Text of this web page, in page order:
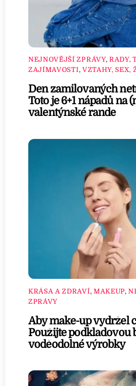
NEJNOVĚJŠÍ ZPRÁVY, RADY,
ZAJÍMAVOSTI, VZTAHY, SEX,
Den zamilovaných
Toto je 6+1 nápadů na
valentýnské rande
KRÁSA A ZDRAVÍ, MAKEUP,
ZPRÁVY
Aby make-up vydržel
Použijte podkladovou
voděodolné výrobky